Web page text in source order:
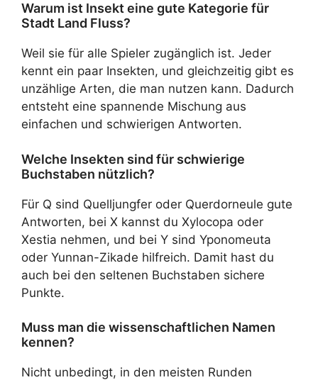
Warum ist Insekt eine gute Kategorie für
Stadt Land Fluss?
Weil sie für alle Spieler zugänglich ist. Jeder
kennt ein paar Insekten, und gleichzeitig gibt es
unzählige Arten, die man nutzen kann. Dadurch
entsteht eine spannende Mischung aus
einfachen und schwierigen Antworten.
Welche Insekten sind für schwierige
Buchstaben nützlich?
Für Q sind Quelljungfer oder Querdorneule gute
Antworten, bei X kannst du Xylocopa oder
Xestia nehmen, und bei Y sind Yponomeuta
oder Yunnan-Zikade hilfreich. Damit hast du
auch bei den seltenen Buchstaben sichere
Punkte.
Muss man die wissenschaftlichen Namen
kennen?
Nicht unbedingt, in den meisten Runden